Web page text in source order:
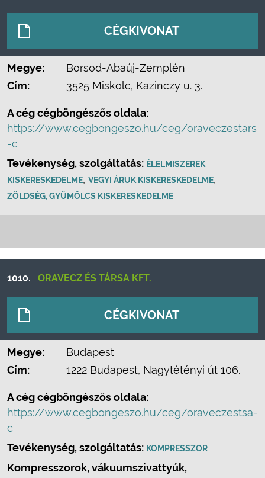
CÉGKIVONAT
Megye:
Borsod-Abaúj-Zemplén
Cím:
3525 Miskolc, Kazinczy u. 3.
A cég cégböngészős oldala:
https://www.cegbongeszo.hu/ceg/oraveczestars
-c
Tevékenység, szolgáltatás: ÉLELMISZEREK
KISKERESKEDELME, VEGYI ÁRUK KISKERESKEDELME,
ZÖLDSÉG, GYÜMÖLCS KISKERESKEDELME
1010. ORAVECZ ÉS TÁRSA KFT.
CÉGKIVONAT
Megye:
Budapest
Cím:
1222 Budapest, Nagytétényi út 106.
A cég cégböngészős oldala:
https://www.cegbongeszo.hu/ceg/oraveczestsa-
c
Tevékenység, szolgáltatás: KOMPRESSZOR
Kompresszorok, vákuumszivattyúk,